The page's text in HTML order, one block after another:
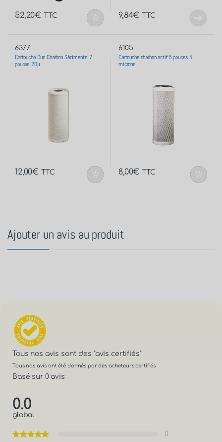
52,20€ TTC 9,84€ TTC
6377
Cartouche Duo Charbon Sédiments 7
pouces 20μ
12,00€ TTC
6105
Cartouche charbon actif 5 pouces 5
microns
8,00€ TTC
Ajouter un avis au produit
Tous nos avis sont des "avis certifiés"
Tous nos avis ont été donnés par des acheteurs certifiés
Basé sur 0 avis
0.0
global
0